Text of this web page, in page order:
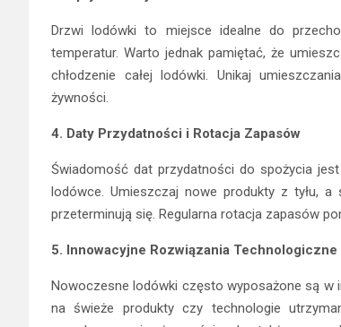
Drzwi lodówki to miejsce idealne do
temperatur. Warto jednak pamiętać, że
chłodzenie całej lodówki. Unikaj
żywności.
4. Daty Przydatności i Rotacja Zapasów
Świadomość dat przydatności do spożycia
lodówce. Umieszczaj nowe produkty z tyłu,
przeterminują się. Regularna rotacja zapasów
5. Innowacyjne Rozwiązania Technologiczne
Nowoczesne lodówki często wyposażone są w
na świeże produkty czy technologie